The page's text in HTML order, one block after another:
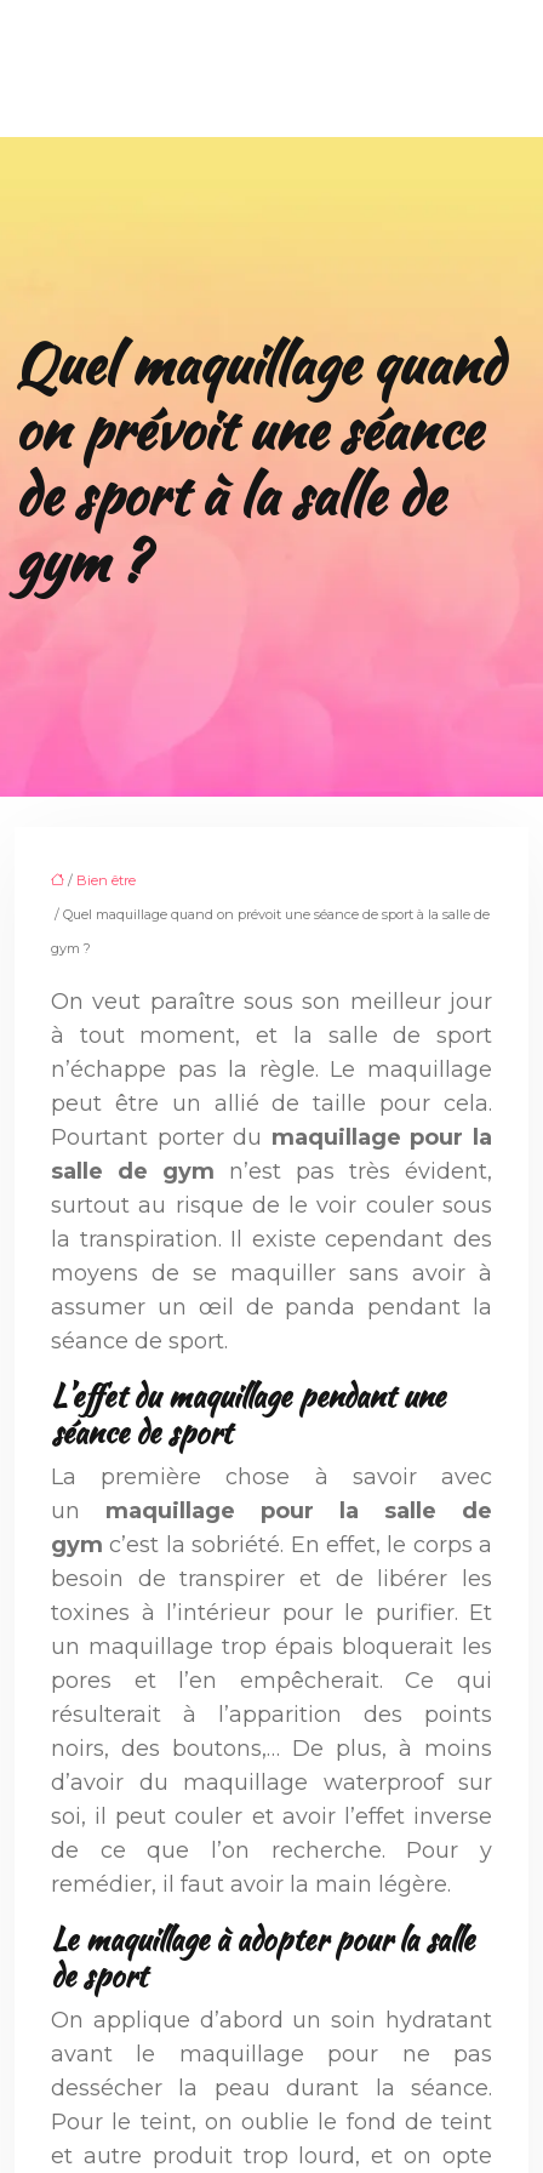
Quel maquillage quand
on prévoit une séance
de sport à la salle de
gym ?
/ Bien être
/ Quel maquillage quand on prévoit une séance de sport à la salle de
gym ?
On veut paraître sous son meilleur jour
à tout moment, et la salle de sport
n’échappe pas la règle. Le maquillage
peut être un allié de taille pour cela.
Pourtant porter du maquillage pour la
salle de gym n’est pas très évident,
surtout au risque de le voir couler sous
la transpiration. Il existe cependant des
moyens de se maquiller sans avoir à
assumer un œil de panda pendant la
séance de sport.
L’effet du maquillage pendant une
séance de sport
La première chose à savoir avec
un maquillage pour la salle de
gym c’est la sobriété. En effet, le corps a
besoin de transpirer et de libérer les
toxines à l’intérieur pour le purifier. Et
un maquillage trop épais bloquerait les
pores et l’en empêcherait. Ce qui
résulterait à l’apparition des points
noirs, des boutons,… De plus, à moins
d’avoir du maquillage waterproof sur
soi, il peut couler et avoir l’effet inverse
de ce que l’on recherche. Pour y
remédier, il faut avoir la main légère.
Le maquillage à adopter pour la salle
de sport
On applique d’abord un soin hydratant
avant le maquillage pour ne pas
dessécher la peau durant la séance.
Pour le teint, on oublie le fond de teint
et autre produit trop lourd, et on opte